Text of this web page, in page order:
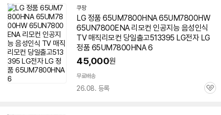
쿠팡
LG 정품 65UM7800HNA65UM7800HW
65UN7800ENA 리모컨 인공지능 음성인식
TV 매직리모컨 당일출고513395 LG전자 LG
정품 65UM7800HNA6
45,000원
무료배송
26.08. 등록
관